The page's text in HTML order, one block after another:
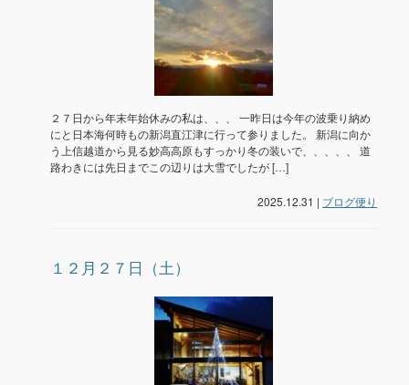
２７日から年末年始休みの私は、、、 一昨日は今年の波乗り納め
にと日本海何時もの新潟直江津に行って参りました。 新潟に向か
う上信越道から見る妙高高原もすっかり冬の装いで、、、、、 道
路わきには先日までこの辺りは大雪でしたが […]
2025.12.31 | ブログ便り
１２月２７日（土）